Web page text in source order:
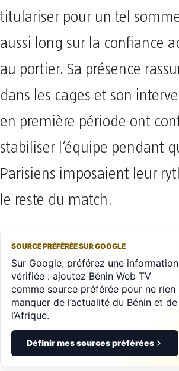
titulariser pour un tel
aussi long sur la confiance
au portier. Sa présence
dans les cages et son
en première période ont
stabiliser l’équipe pendant
Parisiens imposaient leur
le reste du match.
SOURCE PRÉFÉRÉE SUR GOOGLE
Sur Google, préférez une information
vérifiée : ajoutez Bénin Web TV
comme source préférée pour ne rien
manquer de l’actualité du Bénin et de
l’Afrique.
Définir mes sources préférées